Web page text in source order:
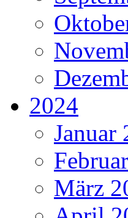
2024
Januar
März